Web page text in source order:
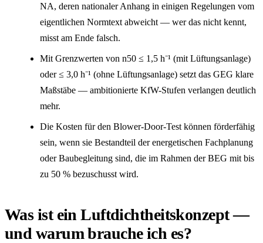
NA, deren nationaler Anhang in einigen Regelungen vom
eigentlichen Normtext abweicht — wer das nicht kennt,
misst am Ende falsch.
Mit Grenzwerten von n50 ≤ 1,5 h⁻¹ (mit Lüftungsanlage)
oder ≤ 3,0 h⁻¹ (ohne Lüftungsanlage) setzt das GEG klare
Maßstäbe — ambitionierte KfW-Stufen verlangen deutlich
mehr.
Die Kosten für den Blower-Door-Test können förderfähig
sein, wenn sie Bestandteil der energetischen Fachplanung
oder Baubegleitung sind, die im Rahmen der BEG mit bis
zu 50 % bezuschusst wird.
Was ist ein Luftdichtheitskonzept —
und warum brauche ich es?